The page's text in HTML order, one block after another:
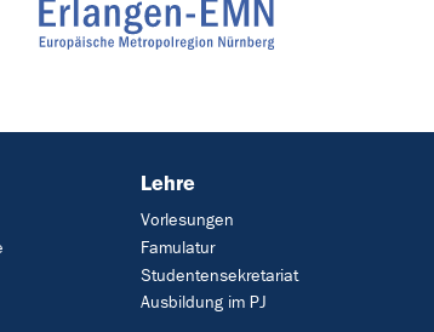
Lehre
Vorlesungen
Famulatur
Studentensekretariat
Ausbildung im PJ